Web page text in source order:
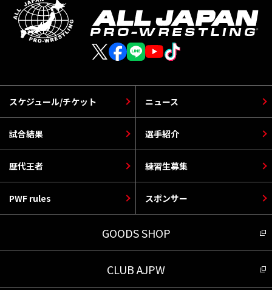
スケジュール/チケット
選手紹介
PWF rules
ニュース
歴代王者
スポンサー
試合結果
練習生募集
GOODS SHOP
CLUB AJPW